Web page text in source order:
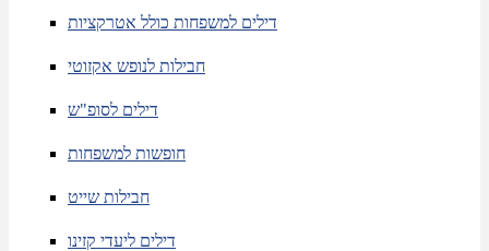
דילים למשפחות כולל אטרקציות
חבילות לנופש אקזוטי
דילים לסופ"ש
חופשות למשפחות
חבילות שייט
דילים ליעדי קזינו